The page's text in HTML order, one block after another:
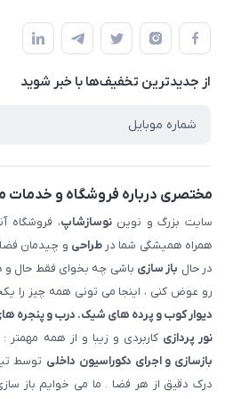
املاک مدنی - نوساز شاپ
لیست محصولات
درباره ما
قوانین و مقررات
حریم خصوصی
راهنما
پرسش های متداول
از جدید‌ترین تخفیف‌ها با‌ خبر شوید
مختصری درباره فروشگاه و خدمات
سایت بزرگ و نویننوسازشاپ، فروشگاه
همراه همیشگی شما درطراحی و چیدمان
در حال باز سازی باشی چه بخوای فقط حال و
رو عوض کنی ، اینجا می تونی همه چیز را
دیوار کوب و پرده های شیک. درب و پنجره
نور پردازی کاربردی و زیبا و از همه مهمتر :
بازسازی و اجرای دکوراسیون داخلی توسط
درک دقیق از هر فضا . ما می خوایم باز